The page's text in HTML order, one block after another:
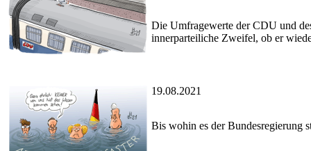
Die Umfragewerte der CDU und
innerparteiliche Zweifel, ob er
19.08.2021
Bis wohin es der Bundesregierung